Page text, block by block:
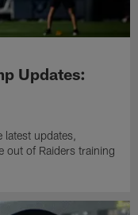
Updates:
latest updates,
out of Raiders training